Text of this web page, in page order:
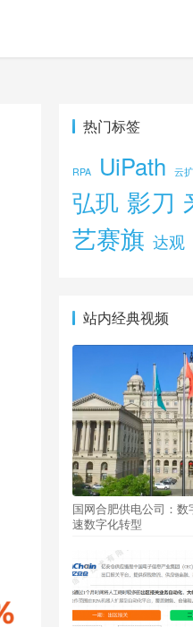
热门标签
RPA UiPath 云扩
弘玑 影刀
艺赛旗 达观
站内经典视频
国网合肥供电公司：
速数字化转型